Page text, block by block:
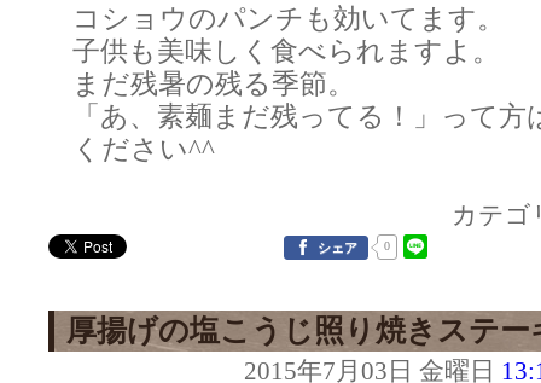
コショウのパンチも効いてます。
子供も美味しく食べられますよ。
まだ残暑の残る季節。
「あ、素麺まだ残ってる！」って
ください^^
カテゴ
シェア 0
厚揚げの塩こうじ照り焼きステー
2015年7月03日 金曜日